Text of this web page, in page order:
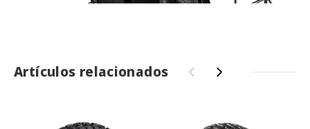
Artículos relacionados ‹ ›